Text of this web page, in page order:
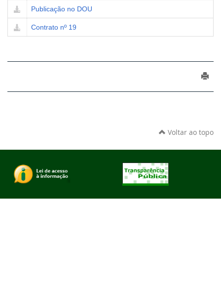
Publicação no DOU
Contrato nº 19
Voltar ao topo